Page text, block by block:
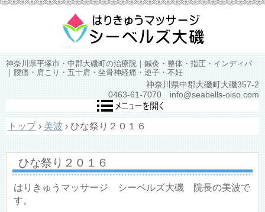
神奈川県平塚市・中郡大磯町の治療院｜鍼灸・整体・指圧・インディバ
｜腰痛・肩こり・五十肩・坐骨神経痛・逆子・不妊
神奈川県中郡大磯町大磯357-2
0463-61-7070 info@seabells-oiso.com
トップ › 美波 › ひな祭り２０１６
ひな祭り２０１６
はりきゅうマッサージ シーベルズ大磯 院長の美波で
す。